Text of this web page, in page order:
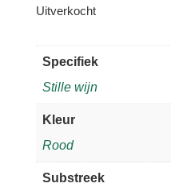
Uitverkocht
Specifiek
Stille wijn
Kleur
Rood
Substreek